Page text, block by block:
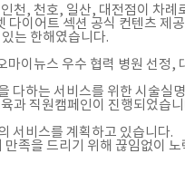
천, 천호, 일산, 대전점이 차례
다이어트 섹션 공식 컨텐츠 제
는 한해였습니다.
이뉴스 우수 협력 병원 선정
다하는 서비스를 위한 시술실
과 직원캠페인이 진행되었습
서비스를 계획하고 있습니다.
족을 드리기 위해 끊임없이